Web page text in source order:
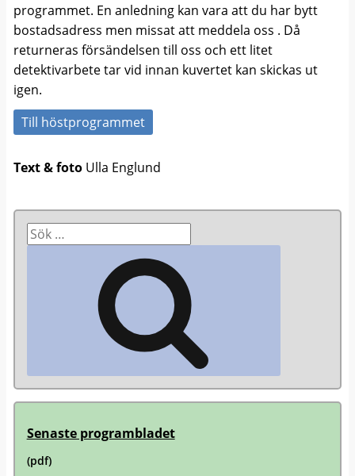
programmet. En anledning kan vara att du har bytt
bostadsadress men missat att meddela oss . Då
returneras försändelsen till oss och ett litet
detektivarbete tar vid innan kuvertet kan skickas ut
igen.
Till höstprogrammet
Text & foto Ulla Englund
Sök
efter:
Senaste programbladet
(pdf)